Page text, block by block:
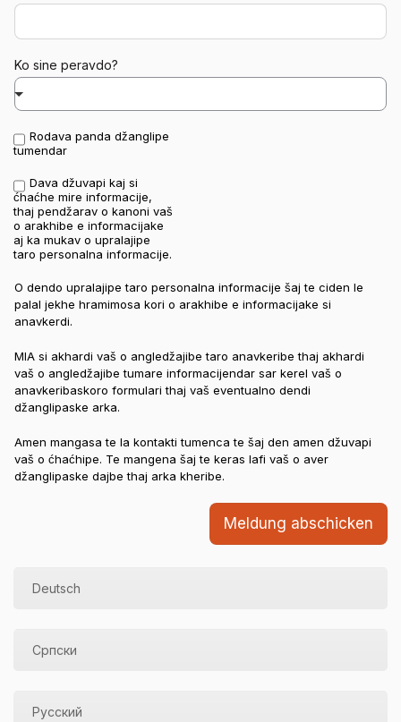
Ko sine peravdo?
Aver informacije
Rodava panda džanglipe
tumendar
Bestätigung*
Dava džuvapi kaj si
ćhaćhe mire informacije,
thaj pendžarav o kanoni vaš
o arakhibe e informacijake
aj ka mukav o upralajipe
taro personalna informacije.
O dendo upralajipe taro personalna informacije šaj te ciden le
palal jekhe hramimosa kori o arakhibe e informacijake si
anavkerdi.
MIA si akhardi vaš o angledžajibe taro anavkeribe thaj akhardi
vaš o angledžajibe tumare informacijendar sar kerel vaš o
anavkeribaskoro formulari thaj vaš eventualno dendi
džanglipaske arka.
Amen mangasa te la kontakti tumenca te šaj den amen džuvapi
vaš o ćhaćhipe. Te mangena šaj te keras lafi vaš o aver
džanglipaske dajbe thaj arka kheribe.
Meldung abschicken
Deutsch
Српски
Русский